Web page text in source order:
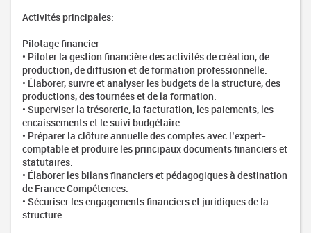
Activités principales:
Pilotage financier
• Piloter la gestion financière des activités de création, de
production, de diffusion et de formation professionnelle.
• Élaborer, suivre et analyser les budgets de la structure, des
productions, des tournées et de la formation.
• Superviser la trésorerie, la facturation, les paiements, les
encaissements et le suivi budgétaire.
• Préparer la clôture annuelle des comptes avec l’expert-
comptable et produire les principaux documents financiers et
statutaires.
• Élaborer les bilans financiers et pédagogiques à destination
de France Compétences.
• Sécuriser les engagements financiers et juridiques de la
structure.